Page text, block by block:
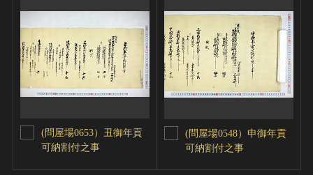
(問屋場0653）丑御年貢
可納割付之事
(問屋場0548）申御年貢
可納割付之事